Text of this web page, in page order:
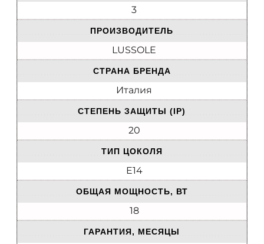
3
ПРОИЗВОДИТЕЛЬ
LUSSOLE
СТРАНА БРЕНДА
Италия
СТЕПЕНЬ ЗАЩИТЫ (IP)
20
ТИП ЦОКОЛЯ
E14
ОБЩАЯ МОЩНОСТЬ, ВТ
18
ГАРАНТИЯ, МЕСЯЦЫ